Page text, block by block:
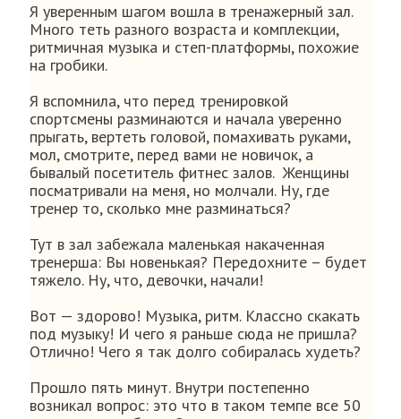
Я уверенным шагом вошла в тренажерный зал.
Много теть разного возраста и комплекции,
ритмичная музыка и степ-платформы, похожие
на гробики.
Я вспомнила, что перед тренировкой
спортсмены разминаются и начала уверенно
прыгать, вертеть головой, помахивать руками,
мол, смотрите, перед вами не новичок, а
бывалый посетитель фитнес залов. Женщины
посматривали на меня, но молчали. Ну, где
тренер то, сколько мне разминаться?
Тут в зал забежала маленькая накаченная
тренерша: Вы новенькая? Передохните – будет
тяжело. Ну, что, девочки, начали!
Вот — здорово! Музыка, ритм. Классно скакать
под музыку! И чего я раньше сюда не пришла?
Отлично! Чего я так долго собиралась худеть?
Прошло пять минут. Внутри постепенно
возникал вопрос: это что в таком темпе все 50